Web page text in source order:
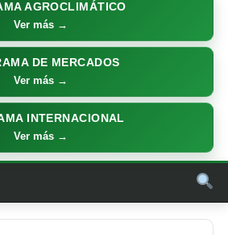
AGROCLIMÁTICO
Ver más →
DE MERCADOS
Ver más →
INTERNACIONAL
Ver más →